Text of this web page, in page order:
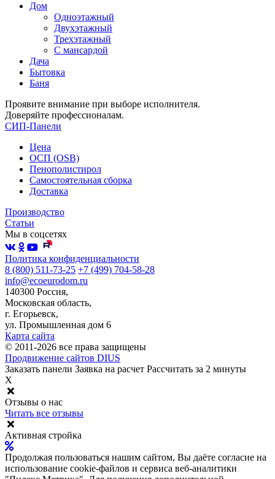
Дом
Одноэтажный
Двухэтажный
Трехэтажный
С мансардой
Дача
Бытовка
Баня
Проявите внимание при выборе исполнителя.
Доверяйте профессионалам.
СИП-Панели
Цена
ОСП (OSB)
Пенополистирол
Самостоятельная сборка
Доставка
Производство
Статьи
Мы в соцсетях
Политика конфиденциальности
8 (800) 511-73-25 +7 (499) 704-58-28
info@ecoeurodom.ru
140300 Россия,
Московская область,
г. Егорьевск,
ул. Промышленная дом 6
Карта сайта
© 2011-2026 все права защищены
Продвижение сайтов DIUS
Заказать панели Заявка на расчет Рассчитать за 2 минуты
X
Отзывы о нас
Читать все отзывы
Активная стройка
Продолжая пользоваться нашим сайтом, Вы даёте согласие на
использование cookie-файлов и сервиса веб-аналитики